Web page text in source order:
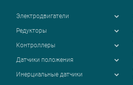
Электродвигатели
Редукторы
Контроллеры
Датчики положения
Инерциальные датчики